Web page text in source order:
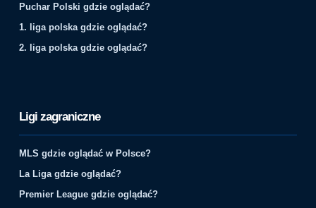
Puchar Polski gdzie oglądać?
1. liga polska gdzie oglądać?
2. liga polska gdzie oglądać?
Ligi zagraniczne
MLS gdzie oglądać w Polsce?
La Liga gdzie oglądać?
Premier League gdzie oglądać?